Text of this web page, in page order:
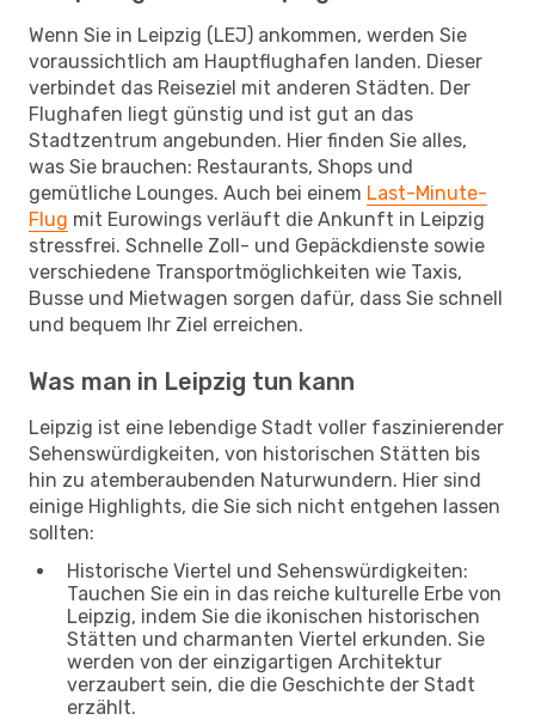
Wenn Sie in Leipzig (LEJ) ankommen, werden Sie
voraussichtlich am Hauptflughafen landen. Dieser
verbindet das Reiseziel mit anderen Städten. Der
Flughafen liegt günstig und ist gut an das
Stadtzentrum angebunden. Hier finden Sie alles,
was Sie brauchen: Restaurants, Shops und
gemütliche Lounges. Auch bei einem Last-Minute-
Flug mit Eurowings verläuft die Ankunft in Leipzig
stressfrei. Schnelle Zoll- und Gepäckdienste sowie
verschiedene Transportmöglichkeiten wie Taxis,
Busse und Mietwagen sorgen dafür, dass Sie schnell
und bequem Ihr Ziel erreichen.
Was man in Leipzig tun kann
Leipzig ist eine lebendige Stadt voller faszinierender
Sehenswürdigkeiten, von historischen Stätten bis
hin zu atemberaubenden Naturwundern. Hier sind
einige Highlights, die Sie sich nicht entgehen lassen
sollten:
Historische Viertel und Sehenswürdigkeiten:
Tauchen Sie ein in das reiche kulturelle Erbe von
Leipzig, indem Sie die ikonischen historischen
Stätten und charmanten Viertel erkunden. Sie
werden von der einzigartigen Architektur
verzaubert sein, die die Geschichte der Stadt
erzählt.